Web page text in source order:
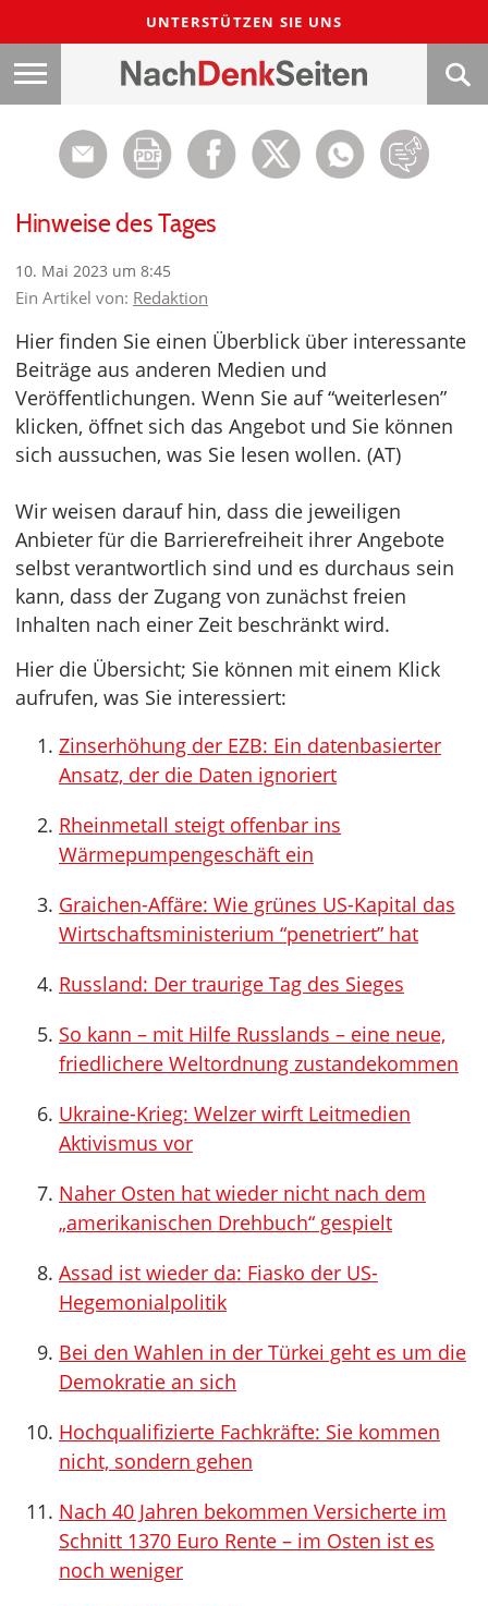
UNTERSTÜTZEN SIE UNS
Hinweise des Tages
10. Mai 2023 um 8:45
Ein Artikel von: Redaktion
Hier finden Sie einen Überblick über interessante
Beiträge aus anderen Medien und
Veröffentlichungen. Wenn Sie auf “weiterlesen”
klicken, öffnet sich das Angebot und Sie können
sich aussuchen, was Sie lesen wollen. (AT)
Wir weisen darauf hin, dass die jeweiligen
Anbieter für die Barrierefreiheit ihrer Angebote
selbst verantwortlich sind und es durchaus sein
kann, dass der Zugang von zunächst freien
Inhalten nach einer Zeit beschränkt wird.
Hier die Übersicht; Sie können mit einem Klick
aufrufen, was Sie interessiert:
Zinserhöhung der EZB: Ein datenbasierter
Ansatz, der die Daten ignoriert
Rheinmetall steigt offenbar ins
Wärmepumpengeschäft ein
Graichen-Affäre: Wie grünes US-Kapital das
Wirtschaftsministerium “penetriert” hat
Russland: Der traurige Tag des Sieges
So kann – mit Hilfe Russlands – eine neue,
friedlichere Weltordnung zustandekommen
Ukraine-Krieg: Welzer wirft Leitmedien
Aktivismus vor
Naher Osten hat wieder nicht nach dem
„amerikanischen Drehbuch“ gespielt
Assad ist wieder da: Fiasko der US-
Hegemonialpolitik
Bei den Wahlen in der Türkei geht es um die
Demokratie an sich
Hochqualifizierte Fachkräfte: Sie kommen
nicht, sondern gehen
Nach 40 Jahren bekommen Versicherte im
Schnitt 1370 Euro Rente – im Osten ist es
noch weniger